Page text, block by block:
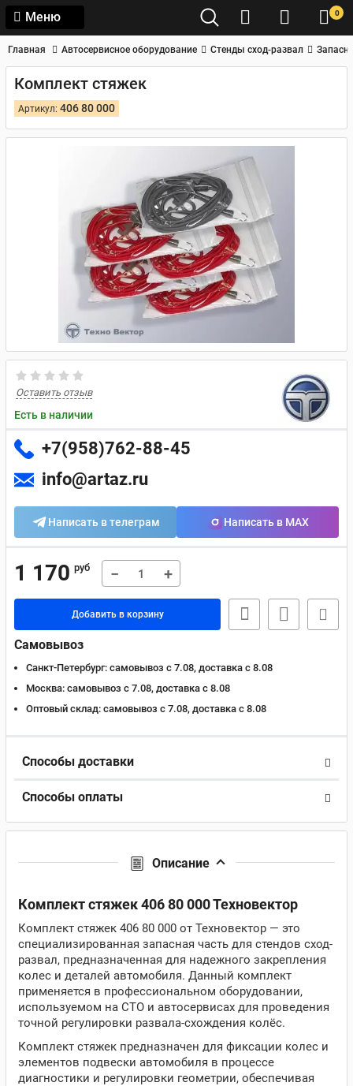
Меню 0
Главная Автосервисное оборудование Стенды сход-развал
Комплект стяжек
Артикул: 406 80 000
Оставить отзыв
Есть в наличии
+7(958)762-88-45
info@artaz.ru
Написать в телеграм Написать в MAX
1 170 руб − +
Добавить в корзину
Самовывоз
Санкт-Петербург: самовывоз с 7.08, доставка c 8.08
Москва: самовывоз с 7.08, доставка c 8.08
Оптовый склад: самовывоз с 7.08, доставка c 8.08
Способы доставки
Способы оплаты
Описание
Комплект стяжек 406 80 000 Техновектор
Комплект стяжек 406 80 000 от Техновектор — это
специализированная запасная часть для стендов сход-
развал, предназначенная для надежного закрепления
колес и деталей автомобиля. Данный комплект
применяется в профессиональном оборудовании,
используемом на СТО и автосервисах для проведения
точной регулировки развала-схождения колёс.
Комплект стяжек предназначен для фиксации колес и
элементов подвески автомобиля в процессе
диагностики и регулировки геометрии, обеспечивая